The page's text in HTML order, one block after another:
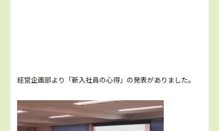
経営企画部より「新入社員の心得」の発表がありました。